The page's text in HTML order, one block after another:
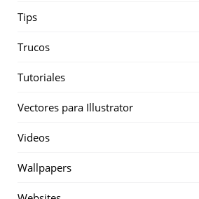
Tips
Trucos
Tutoriales
Vectores para Illustrator
Videos
Wallpapers